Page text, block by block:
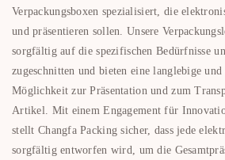
Verpackungsboxen spezialisiert, die
und präsentieren sollen. Unsere
sorgfältig auf die spezifischen Bedürfnisse
zugeschnitten und bieten eine langlebige und
Möglichkeit zur Präsentation und zum
Artikel. Mit einem Engagement für
stellt Changfa Packing sicher, dass jede
sorgfältig entworfen wird, um die